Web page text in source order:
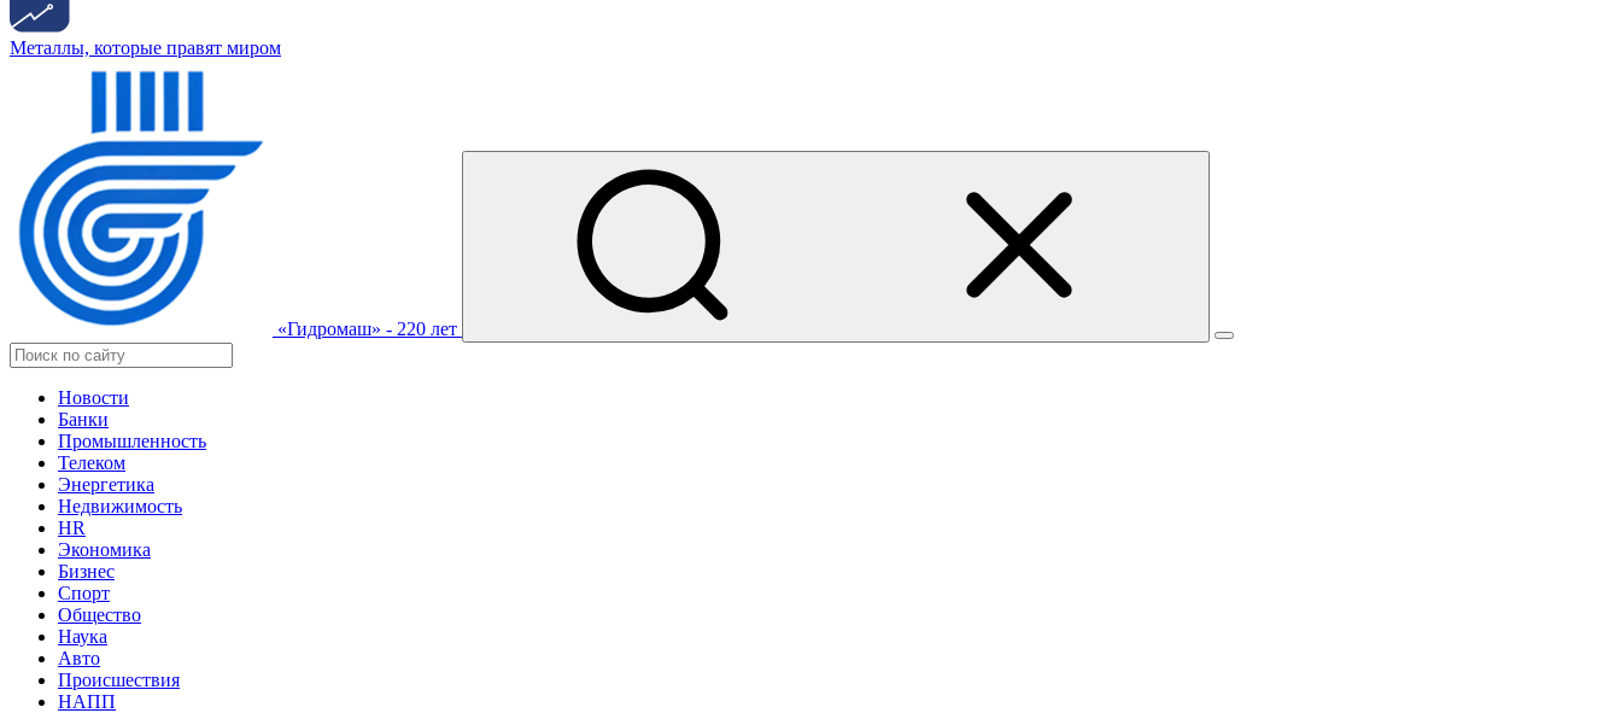
Металлы, которые правят миром
«Гидромаш» - 220 лет
Новости
Банки
Промышленность
Телеком
Энергетика
Недвижимость
HR
Экономика
Бизнес
Спорт
Общество
Наука
Авто
Происшествия
НАПП